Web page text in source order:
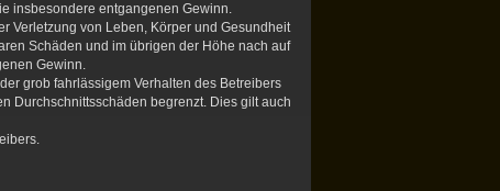
insbesondere entgangenen Gewinn.
Verletzung von Leben, Körper und Gesundheit
Schäden und im übrigen der Höhe nach auf
Gewinn.
grob fahrlässigem Verhalten des Betreibers
Durchschnittsschäden begrenzt. Dies gilt auch